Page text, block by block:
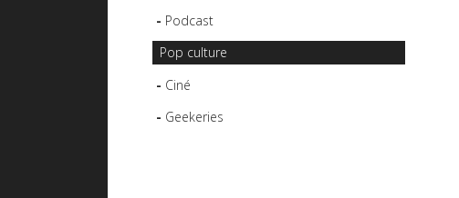
Podcast
Pop culture
Ciné
Geekeries